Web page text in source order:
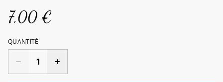
7,00 €
QUANTITÉ